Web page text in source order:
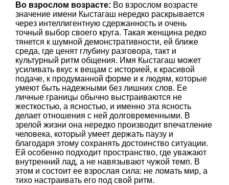
Во взрослом возрасте: Во взрослом возрасте
значение имени Кыстагаш нередко раскрывается
через интеллигентную сдержанность и очень
точный выбор своего круга. Такая женщина редко
тянется к шумной демонстративности, ей ближе
среда, где ценят глубину разговора, такт и
культурный ритм общения. Имя Кыстагаш может
усиливать вкус к вещам с историей, к красивой
подаче, к продуманной форме и к людям, которые
умеют быть надежными без лишних слов. Ее
личные границы обычно выстраиваются не
жесткостью, а ясностью, и именно эта ясность
делает отношения с ней долговременными. В
зрелой жизни она нередко производит впечатление
человека, который умеет держать паузу и
благодаря этому сохранять достоинство ситуации.
Ей особенно подходит пространство, где уважают
внутренний лад, а не навязывают чужой темп. В
этом и состоит ее взрослая сила: не ломать мир, а
тихо настраивать его под свой ритм.